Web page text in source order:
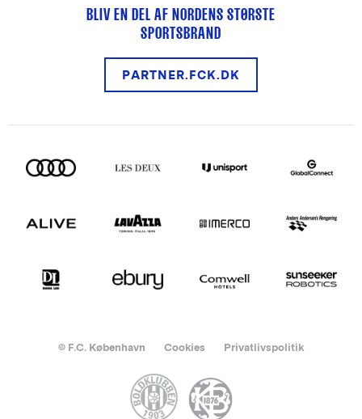
BLIV EN DEL AF NORDENS STØRSTE
SPORTSBRAND
PARTNER.FCK.DK
© F.C. København Cookies Privatlivspolitik